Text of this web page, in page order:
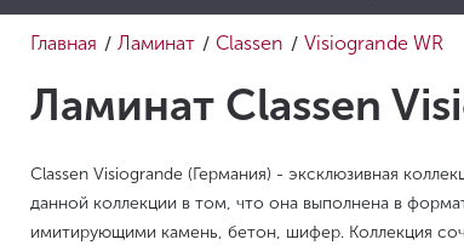
Главная / Ламинат / Classen / Visiogrande WR
Ламинат Classen
Classen Visiogrande (Германия) - эксклюзивная
данной коллекции в том, что она выполнена в
имитирующими камень, бетон, шифер. Коллекция